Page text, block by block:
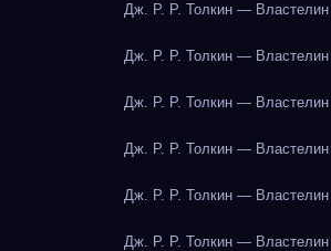
Дж. Р. Р. Толкин — Властелин
Дж. Р. Р. Толкин — Властелин
Дж. Р. Р. Толкин — Властелин
Дж. Р. Р. Толкин — Властелин
Дж. Р. Р. Толкин — Властелин
Дж. Р. Р. Толкин — Властелин